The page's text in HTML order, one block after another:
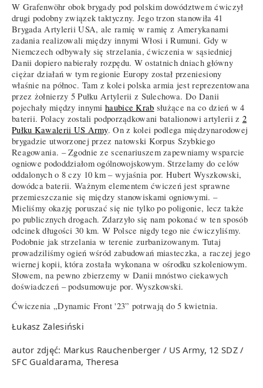
W Grafenwöhr obok brygady pod polskim dowództwem ćwiczył
drugi podobny związek taktyczny. Jego trzon stanowiła 41
Brygada Artylerii USA, ale ramię w ramię z Amerykanami
zadania realizowali między innymi Włosi i Rumuni. Gdy w
Niemczech odbywały się strzelania, ćwiczenia w sąsiedniej
Danii dopiero nabierały rozpędu. W ostatnich dniach główny
ciężar działań w tym regionie Europy został przeniesiony
właśnie na północ. Tam z kolei polska armia jest reprezentowana
przez żołnierzy 5 Pułku Artylerii z Sulechowa. Do Danii
pojechały między innymihaubice Krab służące na co dzień w 4
baterii. Polacy zostali podporządkowani batalionowi artylerii z 2
Pułku Kawalerii US Army. On z kolei podlega międzynarodowej
brygadzie utworzonej przez natowski Korpus Szybkiego
Reagowania. – Zgodnie ze scenariuszem zapewniamy wsparcie
ogniowe pododdziałom ogólnowojskowym. Strzelamy do celów
oddalonych o 8 czy 10 km – wyjaśnia por. Hubert Wyszkowski,
dowódca baterii. Ważnym elementem ćwiczeń jest sprawne
przemieszczanie się między stanowiskami ogniowymi. –
Mieliśmy okazję poruszać się nie tylko po poligonie, lecz także
po publicznych drogach. Zdarzyło się nam pokonać w ten sposób
odcinek długości 30 km. W Polsce nigdy tego nie ćwiczyliśmy.
Podobnie jak strzelania w terenie zurbanizowanym. Tutaj
prowadziliśmy ogień wśród zabudowań miasteczka, a raczej jego
wiernej kopii, która została wykonana w ośrodku szkoleniowym.
Słowem, na pewno zbierzemy w Danii mnóstwo ciekawych
doświadczeń – podsumowuje por. Wyszkowski.
Ćwiczenia „Dynamic Front '23” potrwają do 5 kwietnia.
Łukasz Zalesiński
autor zdjęć: Markus Rauchenberger / US Army, 12 SDZ /
SFC Gualdarama, Theresa